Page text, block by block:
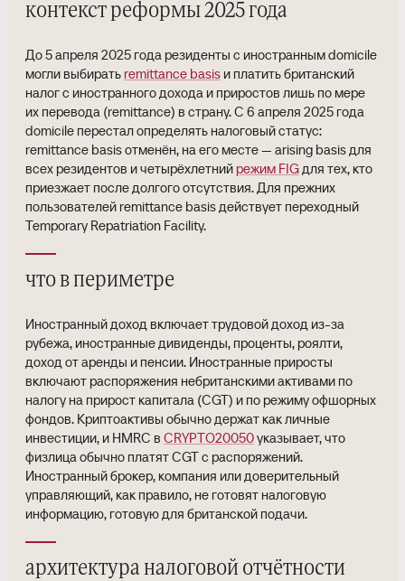
контекст реформы 2025 года
До 5 апреля 2025 года резиденты с иностранным domicile
могли выбирать remittance basis и платить британский
налог с иностранного дохода и приростов лишь по мере
их перевода (remittance) в страну. С 6 апреля 2025 года
domicile перестал определять налоговый статус:
remittance basis отменён, на его месте — arising basis для
всех резидентов и четырёхлетний режим FIGдля тех, кто
приезжает после долгого отсутствия. Для прежних
пользователей remittance basis действует переходный
Temporary Repatriation Facility.
что в периметре
Иностранный доход включает трудовой доход из-за
рубежа, иностранные дивиденды, проценты, роялти,
доход от аренды и пенсии. Иностранные приросты
включают распоряжения небританскими активами по
налогу на прирост капитала (CGT) и по режиму офшорных
фондов. Криптоактивы обычно держат как личные
инвестиции, и HMRC в CRYPTO20050указывает, что
физлица обычно платят CGT с распоряжений.
Иностранный брокер, компания или доверительный
управляющий, как правило, не готовят налоговую
информацию, готовую для британской подачи.
архитектура налоговой отчётности